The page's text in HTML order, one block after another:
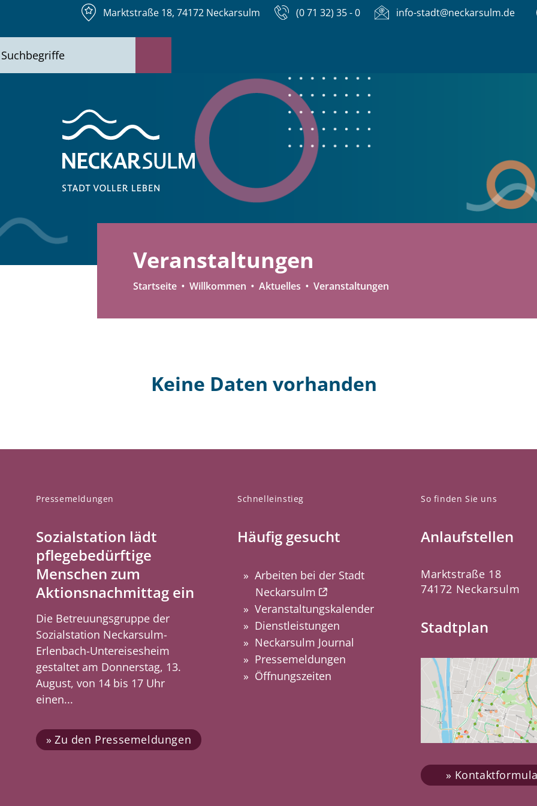
Marktstraße 18, 74172 Neckarsulm (0 71 32) 35 - 0 info-stadt@neckarsulm.de
Veranstaltungen
Startseite Willkommen Aktuelles Veranstaltungen
Keine Daten vorhanden
Pressemeldungen
Sozialstation lädt
pflegebedürftige
Menschen zum
Aktionsnachmittag ein
Die Betreuungsgruppe der
Sozialstation Neckarsulm-
Erlenbach-Untereisesheim
gestaltet am Donnerstag, 13.
August, von 14 bis 17 Uhr
einen...
Zu den Pressemeldungen
Schnelleinstieg
Häufig gesucht
Arbeiten bei der Stadt
Neckarsulm
Veranstaltungskalender
Dienstleistungen
Neckarsulm Journal
Pressemeldungen
Öffnungszeiten
So finden Sie uns
Anlaufstellen
Marktstraße 18
74172 Neckarsulm
Stadtplan